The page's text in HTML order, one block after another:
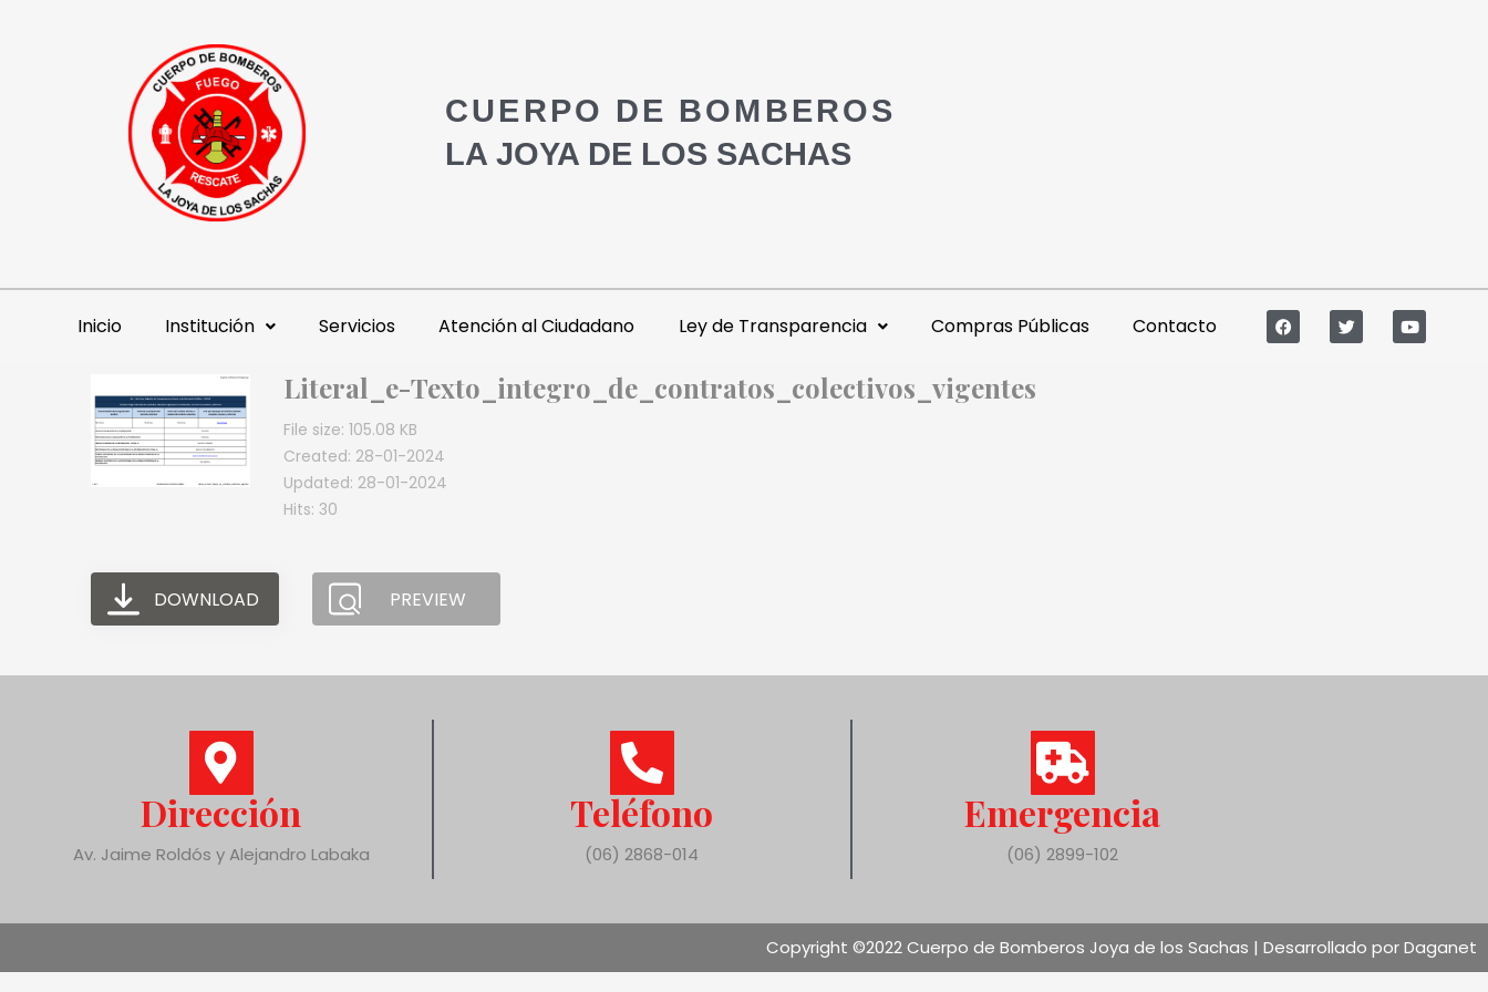
CUERPO DE BOMBEROS
LA JOYA DE LOS SACHAS
Inicio Institución Servicios Atención al Ciudadano Ley de Transparencia Compras Públicas Contacto
Literal_e-Texto_integro_de_contratos_colectivos_vigentes
File size: 105.08 KB
Created: 28-01-2024
Updated: 28-01-2024
Hits: 30
DOWNLOAD PREVIEW
Dirección
Av. Jaime Roldós y Alejandro Labaka
Teléfono
(06) 2868-014
Emergencia
(06) 2899-102
Copyright ©2022 Cuerpo de Bomberos Joya de los Sachas | Desarrollado por Daganet